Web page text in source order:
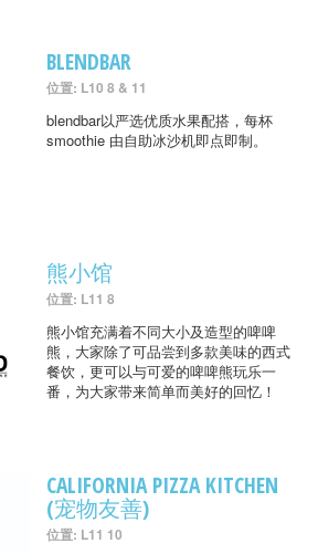
BLENDBAR
位置: L10 8 & 11
blendbar以严选优质水果配搭，每杯
smoothie 由自助冰沙机即点即制。
熊小馆
位置: L11 8
熊小馆充满着不同大小及造型的啤啤
熊，大家除了可品尝到多款美味的西式
餐饮，更可以与可爱的啤啤熊玩乐一
番，为大家带来简单而美好的回忆！
CALIFORNIA PIZZA KITCHEN
(宠物友善)
位置: L11 10